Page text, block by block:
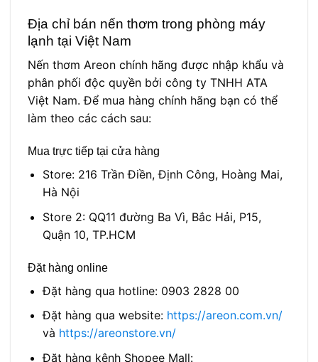
Địa chỉ bán nến thơm trong phòng máy
lạnh tại Việt Nam
Nến thơm Areon chính hãng được nhập khẩu và
phân phối độc quyền bởi công ty TNHH ATA
Việt Nam. Để mua hàng chính hãng bạn có thể
làm theo các cách sau:
Mua trực tiếp tại cửa hàng
Store: 216 Trần Điền, Định Công, Hoàng Mai,
Hà Nội
Store 2: QQ11 đường Ba Vì, Bắc Hải, P15,
Quận 10, TP.HCM
Đặt hàng online
Đặt hàng qua hotline: 0903 2828 00
Đặt hàng qua website: https://areon.com.vn/
và https://areonstore.vn/
Đặt hàng kênh Shopee Mall: